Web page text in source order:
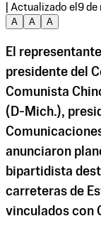
| Actualizado el 9 de
A
A A
El
presidente del
Comunista
(D-Mich.),
anunciaron
bipartidista
carreteras de
vinculados con